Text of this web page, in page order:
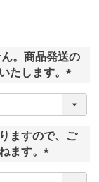
。商品発送の
たします。
(
必
)
ますので、ご
ます。
(